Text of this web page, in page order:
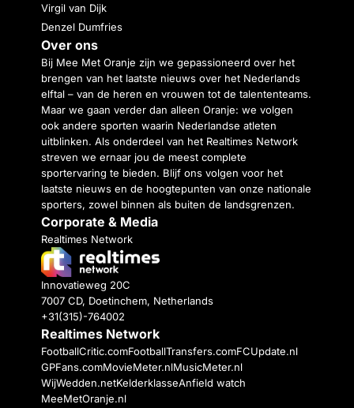
Virgil van Dijk
Denzel Dumfries
Over ons
Bij Mee Met Oranje zijn we gepassioneerd over het
brengen van het laatste nieuws over het Nederlands
elftal – van de heren en vrouwen tot de talententeams.
Maar we gaan verder dan alleen Oranje: we volgen
ook andere sporten waarin Nederlandse atleten
uitblinken. Als onderdeel van het Realtimes Network
streven we ernaar jou de meest complete
sportervaring te bieden. Blijf ons volgen voor het
laatste nieuws en de hoogtepunten van onze nationale
sporters, zowel binnen als buiten de landsgrenzen.
Corporate & Media
Realtimes Network
Innovatieweg 20C
7007 CD, Doetinchem, Netherlands
+31(315)-764002
Realtimes Network
FootballCritic.comFootballTransfers.comFCUpdate.nl
GPFans.comMovieMeter.nlMusicMeter.nl
WijWedden.netKelderklasseAnfield watch
MeeMetOranje.nl